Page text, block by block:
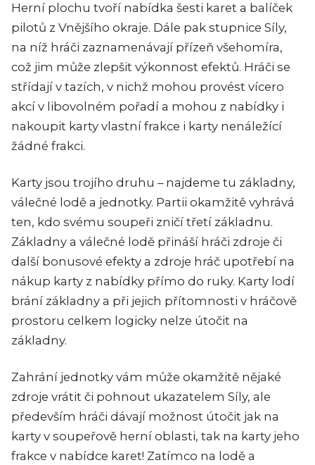
Herní plochu tvoří nabídka šesti karet a balíček
pilotů z Vnějšího okraje. Dále pak stupnice Síly,
na níž hráči zaznamenávají přízeň všehomíra,
což jim může zlepšit výkonnost efektů. Hráči se
střídají v tazích, v nichž mohou provést vícero
akcí v libovolném pořadí a mohou z nabídky i
nakoupit karty vlastní frakce i karty nenáležící
žádné frakci.
Karty jsou trojího druhu – najdeme tu základny,
válečné lodě a jednotky. Partii okamžitě vyhrává
ten, kdo svému soupeři zničí třetí základnu.
Základny a válečné lodě přináší hráči zdroje či
další bonusové efekty a zdroje hráč upotřebí na
nákup karty z nabídky přímo do ruky. Karty lodí
brání základny a při jejich přítomnosti v hráčově
prostoru celkem logicky nelze útočit na
základny.
Zahrání jednotky vám může okamžitě nějaké
zdroje vrátit či pohnout ukazatelem Síly, ale
především hráči dávají možnost útočit jak na
karty v soupeřově herní oblasti, tak na karty jeho
frakce v nabídce karet! Zatímco na lodě a